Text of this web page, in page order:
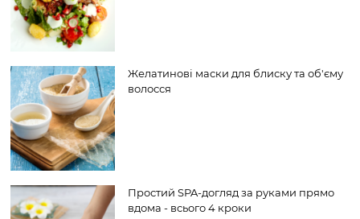
Желатинові маски для блиску та об'єму
волосся
Простий SPA-догляд за руками прямо
вдома - всього 4 кроки